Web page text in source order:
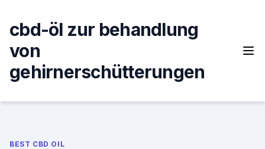
content
cbd-öl zur behandlung
von
gehirnerschütterungen
BEST CBD OIL